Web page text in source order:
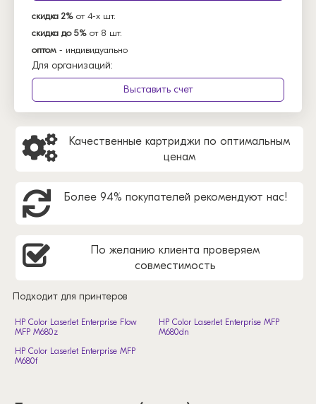
скидка 2% от 4-х шт.
скидка до 5% от 8 шт.
оптом - индивидуально
Для организаций:
Выставить счет
Качественные картриджи по оптимальным
ценам
Более 94% покупателей рекомендуют нас!
По желанию клиента проверяем
совместимость
Подходит для принтеров
HP Color LaserJet Enterprise Flow
MFP M680z
HP Color LaserJet Enterprise MFP
M680dn
HP Color LaserJet Enterprise MFP
M680f